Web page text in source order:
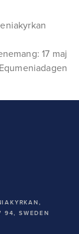
17 maj
Equmeniadagen
94, SWEDEN